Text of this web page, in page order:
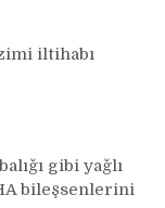
iltihabı
gibi yağlı
bileşsenlerini